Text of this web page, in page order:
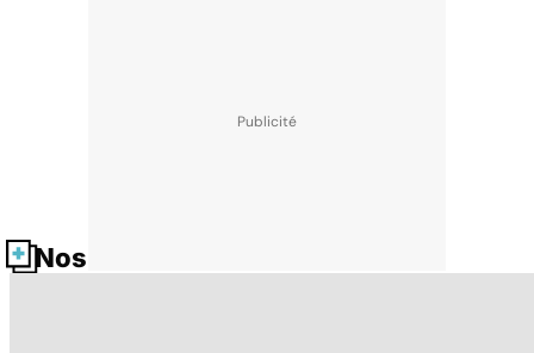
Nos fiches santé